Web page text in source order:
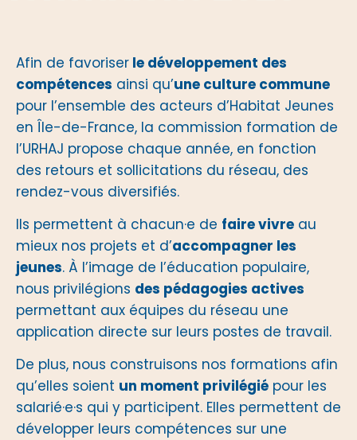
Afin de favoriser le développement des
compétences ainsi qu’une culture commune
pour l’ensemble des acteurs d’Habitat Jeunes
en Île-de-France, la commission formation de
l’URHAJ propose chaque année, en fonction
des retours et sollicitations du réseau, des
rendez-vous diversifiés.
Ils permettent à chacun·e de faire vivre au
mieux nos projets et d’accompagner les
jeunes. À l’image de l’éducation populaire,
nous privilégions des pédagogies actives
permettant aux équipes du réseau une
application directe sur leurs postes de travail.
De plus, nous construisons nos formations afin
qu’elles soient un moment privilégié pour les
salarié·e·s qui y participent. Elles permettent de
développer leurs compétences sur une